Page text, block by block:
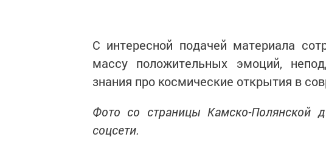
С интересной подачей материала
массу положительных эмоций,
знания про космические открытия в
Фото со страницы Камско-
соцсети.